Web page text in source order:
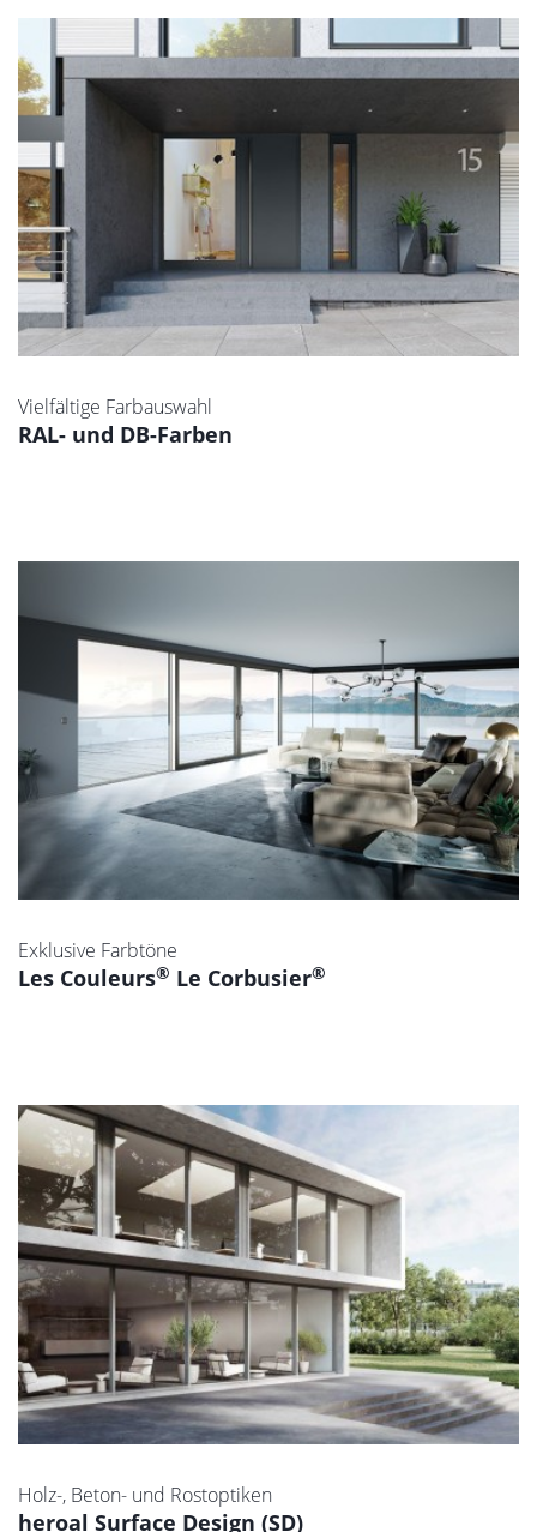
Vielfältige Farbauswahl
RAL- und DB-Farben
Exklusive Farbtöne
Les Couleurs® Le Corbusier®
Holz-, Beton- und Rostoptiken
heroal Surface Design (SD)